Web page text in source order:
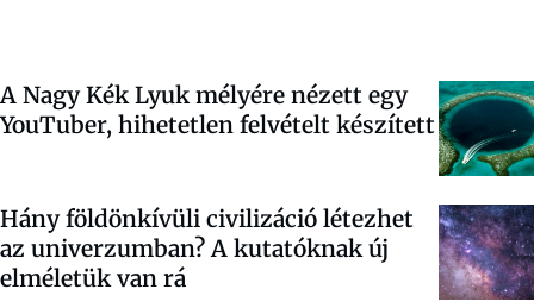
A Nagy Kék Lyuk mélyére nézett egy
YouTuber, hihetetlen felvételt készített
Hány földönkívüli civilizáció létezhet
az univerzumban? A kutatóknak új
elméletük van rá